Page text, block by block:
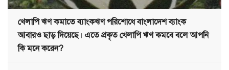
খেলাপি ঋণ কমাতে ব্যাংকঋণ পরিশোধে বাংলাদেশ ব্যাংক
আবারও ছাড় দিয়েছে। এতে প্রকৃত খেলাপি ঋণ কমবে বলে আপনি
কি মনে করেন?